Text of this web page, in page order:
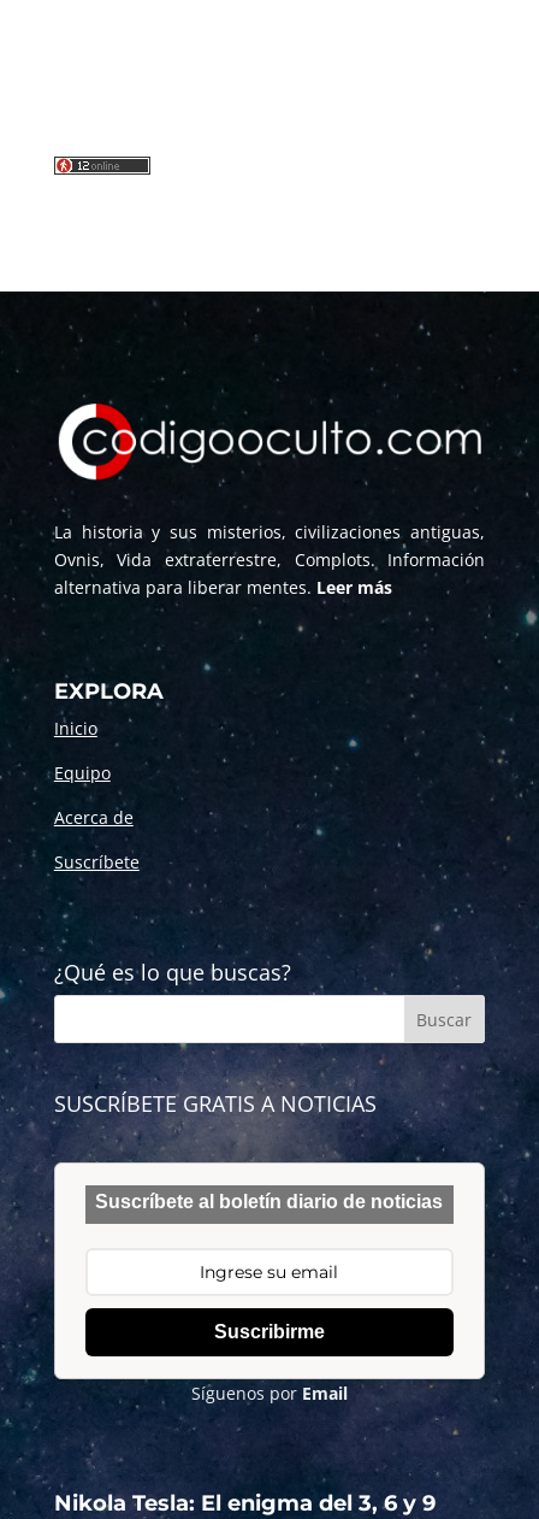
La historia y sus misterios, civilizaciones antiguas,
Ovnis, Vida extraterrestre, Complots. Información
alternativa para liberar mentes. Leer más
EXPLORA
Inicio
Equipo
Acerca de
Suscríbete
¿Qué es lo que buscas?
SUSCRÍBETE GRATIS A NOTICIAS
Suscríbete al boletín diario de noticias
Suscribirme
Síguenos por Email
Nikola Tesla: El enigma del 3, 6 y 9